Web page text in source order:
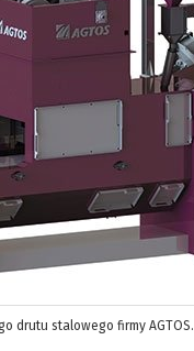
drutu stalowego firmy AGTOS.